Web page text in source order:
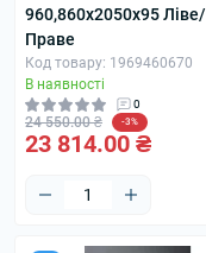
960,860х2050х95 Ліве/
Праве
Код товару: 1969460670
В наявності
0
24 550.00 ₴ -3%
23 814.00 ₴